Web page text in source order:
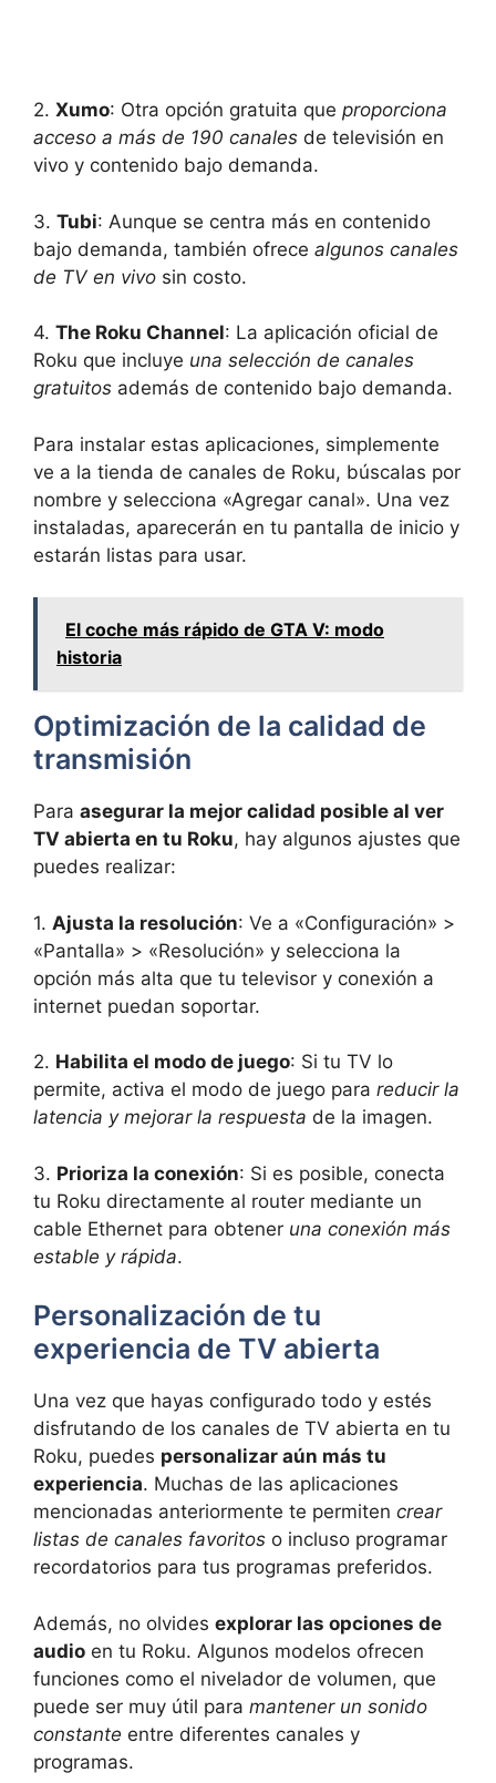
2. Xumo: Otra opción gratuita que proporciona
acceso a más de 190 canales de televisión en
vivo y contenido bajo demanda.
3. Tubi: Aunque se centra más en contenido
bajo demanda, también ofrece algunos canales
de TV en vivo sin costo.
4. The Roku Channel: La aplicación oficial de
Roku que incluye una selección de canales
gratuitos además de contenido bajo demanda.
Para instalar estas aplicaciones, simplemente
ve a la tienda de canales de Roku, búscalas por
nombre y selecciona «Agregar canal». Una vez
instaladas, aparecerán en tu pantalla de inicio y
estarán listas para usar.
El coche más rápido de GTA V: modo
historia
Optimización de la calidad de
transmisión
Para asegurar la mejor calidad posible al ver
TV abierta en tu Roku, hay algunos ajustes que
puedes realizar:
1. Ajusta la resolución: Ve a «Configuración» >
«Pantalla» > «Resolución» y selecciona la
opción más alta que tu televisor y conexión a
internet puedan soportar.
2. Habilita el modo de juego: Si tu TV lo
permite, activa el modo de juego para reducir la
latencia y mejorar la respuesta de la imagen.
3. Prioriza la conexión: Si es posible, conecta
tu Roku directamente al router mediante un
cable Ethernet para obtener una conexión más
estable y rápida.
Personalización de tu
experiencia de TV abierta
Una vez que hayas configurado todo y estés
disfrutando de los canales de TV abierta en tu
Roku, puedes personalizar aún más tu
experiencia. Muchas de las aplicaciones
mencionadas anteriormente te permiten crear
listas de canales favoritos o incluso programar
recordatorios para tus programas preferidos.
Además, no olvides explorar las opciones de
audio en tu Roku. Algunos modelos ofrecen
funciones como el nivelador de volumen, que
puede ser muy útil para mantener un sonido
constante entre diferentes canales y
programas.